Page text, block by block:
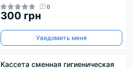
0
300 грн
Уведомить меня
Кассета сменная гигиеническая